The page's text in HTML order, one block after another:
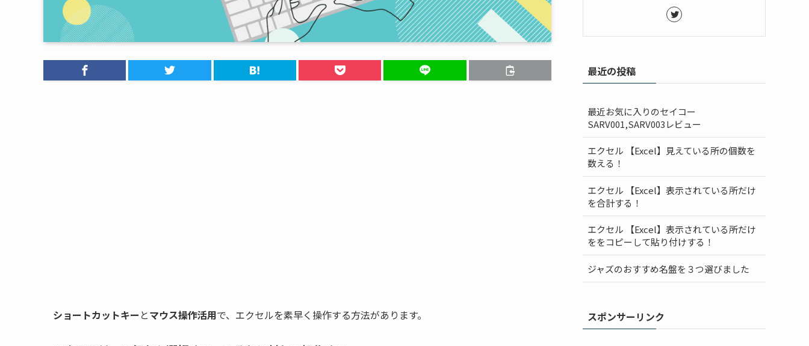
ショートカットキー とマウス操作活用で、エクセルを素早く操作する方法があります。
最近の投稿
最近お気に入りのセイコー
SARV001,SARV003レビュー
エクセル 【Excel】見えている所の個数を
数える！
エクセル 【Excel】表示されている所だけ
を合計する！
エクセル 【Excel】表示されている所だけ
ををコピーして貼り付けする！
ジャズのおすすめ名盤を３つ選びました
スポンサーリンク